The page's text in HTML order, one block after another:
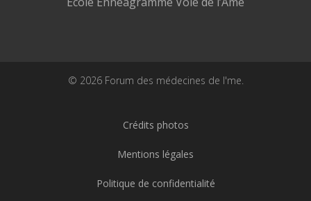
© 2026 Forum des médecines de l'me.
Crédits photos
Mentions légales
Politique de confidentialité